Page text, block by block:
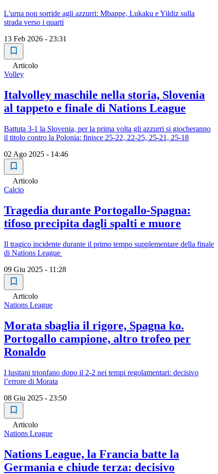
L'urna non sorride agli azzurri: Mbappe, Lukaku e Yildiz sulla
strada verso i quarti
13 Feb 2026 - 23:31
Articolo
Volley
Italvolley maschile nella storia, Slovenia
al tappeto e finale di Nations League
Battuta 3-1 la Slovenia, per la prima volta gli azzurri si giocheranno
il titolo contro la Polonia: finisce 25-22, 22-25, 25-21, 25-18
02 Ago 2025 - 14:46
Articolo
Calcio
Tragedia durante Portogallo-Spagna:
tifoso precipita dagli spalti e muore
Il tragico incidente durante il primo tempo supplementare della finale
di Nations League
09 Giu 2025 - 11:28
Articolo
Nations League
Morata sbaglia il rigore, Spagna ko.
Portogallo campione, altro trofeo per
Ronaldo
I lusitani trionfano dopo il 2-2 nei tempi regolamentari: decisivo
l’errore di Morata
08 Giu 2025 - 23:50
Articolo
Nations League
Nations League, la Francia batte la
Germania e chiude terza: decisivo